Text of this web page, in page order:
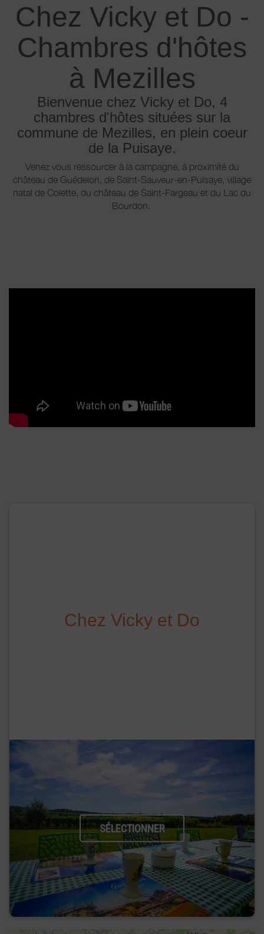
Chez Vicky et Do -
Chambres d'hôtes
à Mezilles
Bienvenue chez Vicky et Do, 4
chambres d'hôtes situées sur la
commune de Mezilles, en plein coeur
de la Puisaye.
Venez vous ressourcer à la campagne, à proximité du
château de Guédelon, de Saint-Sauveur-en-Puisaye, village
natal de Colette, du château de Saint-Fargeau et du Lac du
Bourdon.
Chez Vicky et Do
SÉLECTIONNER